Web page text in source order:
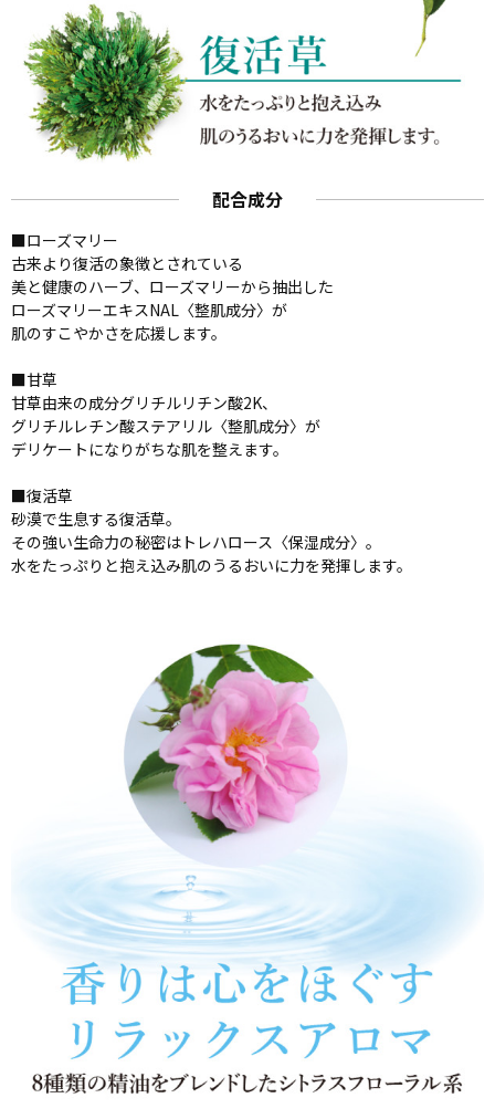
配合成分
■ローズマリー
古来より復活の象徴とされている
美と健康のハーブ、ローズマリーから抽出した
ローズマリーエキスNAL〈整肌成分〉が
肌のすこやかさを応援します。
■甘草
甘草由来の成分グリチルリチン酸2K、
グリチルレチン酸ステアリル〈整肌成分〉が
デリケートになりがちな肌を整えます。
■復活草
砂漠で生息する復活草。
その強い生命力の秘密はトレハロース〈保湿成分〉。
水をたっぷりと抱え込み肌のうるおいに力を発揮します。